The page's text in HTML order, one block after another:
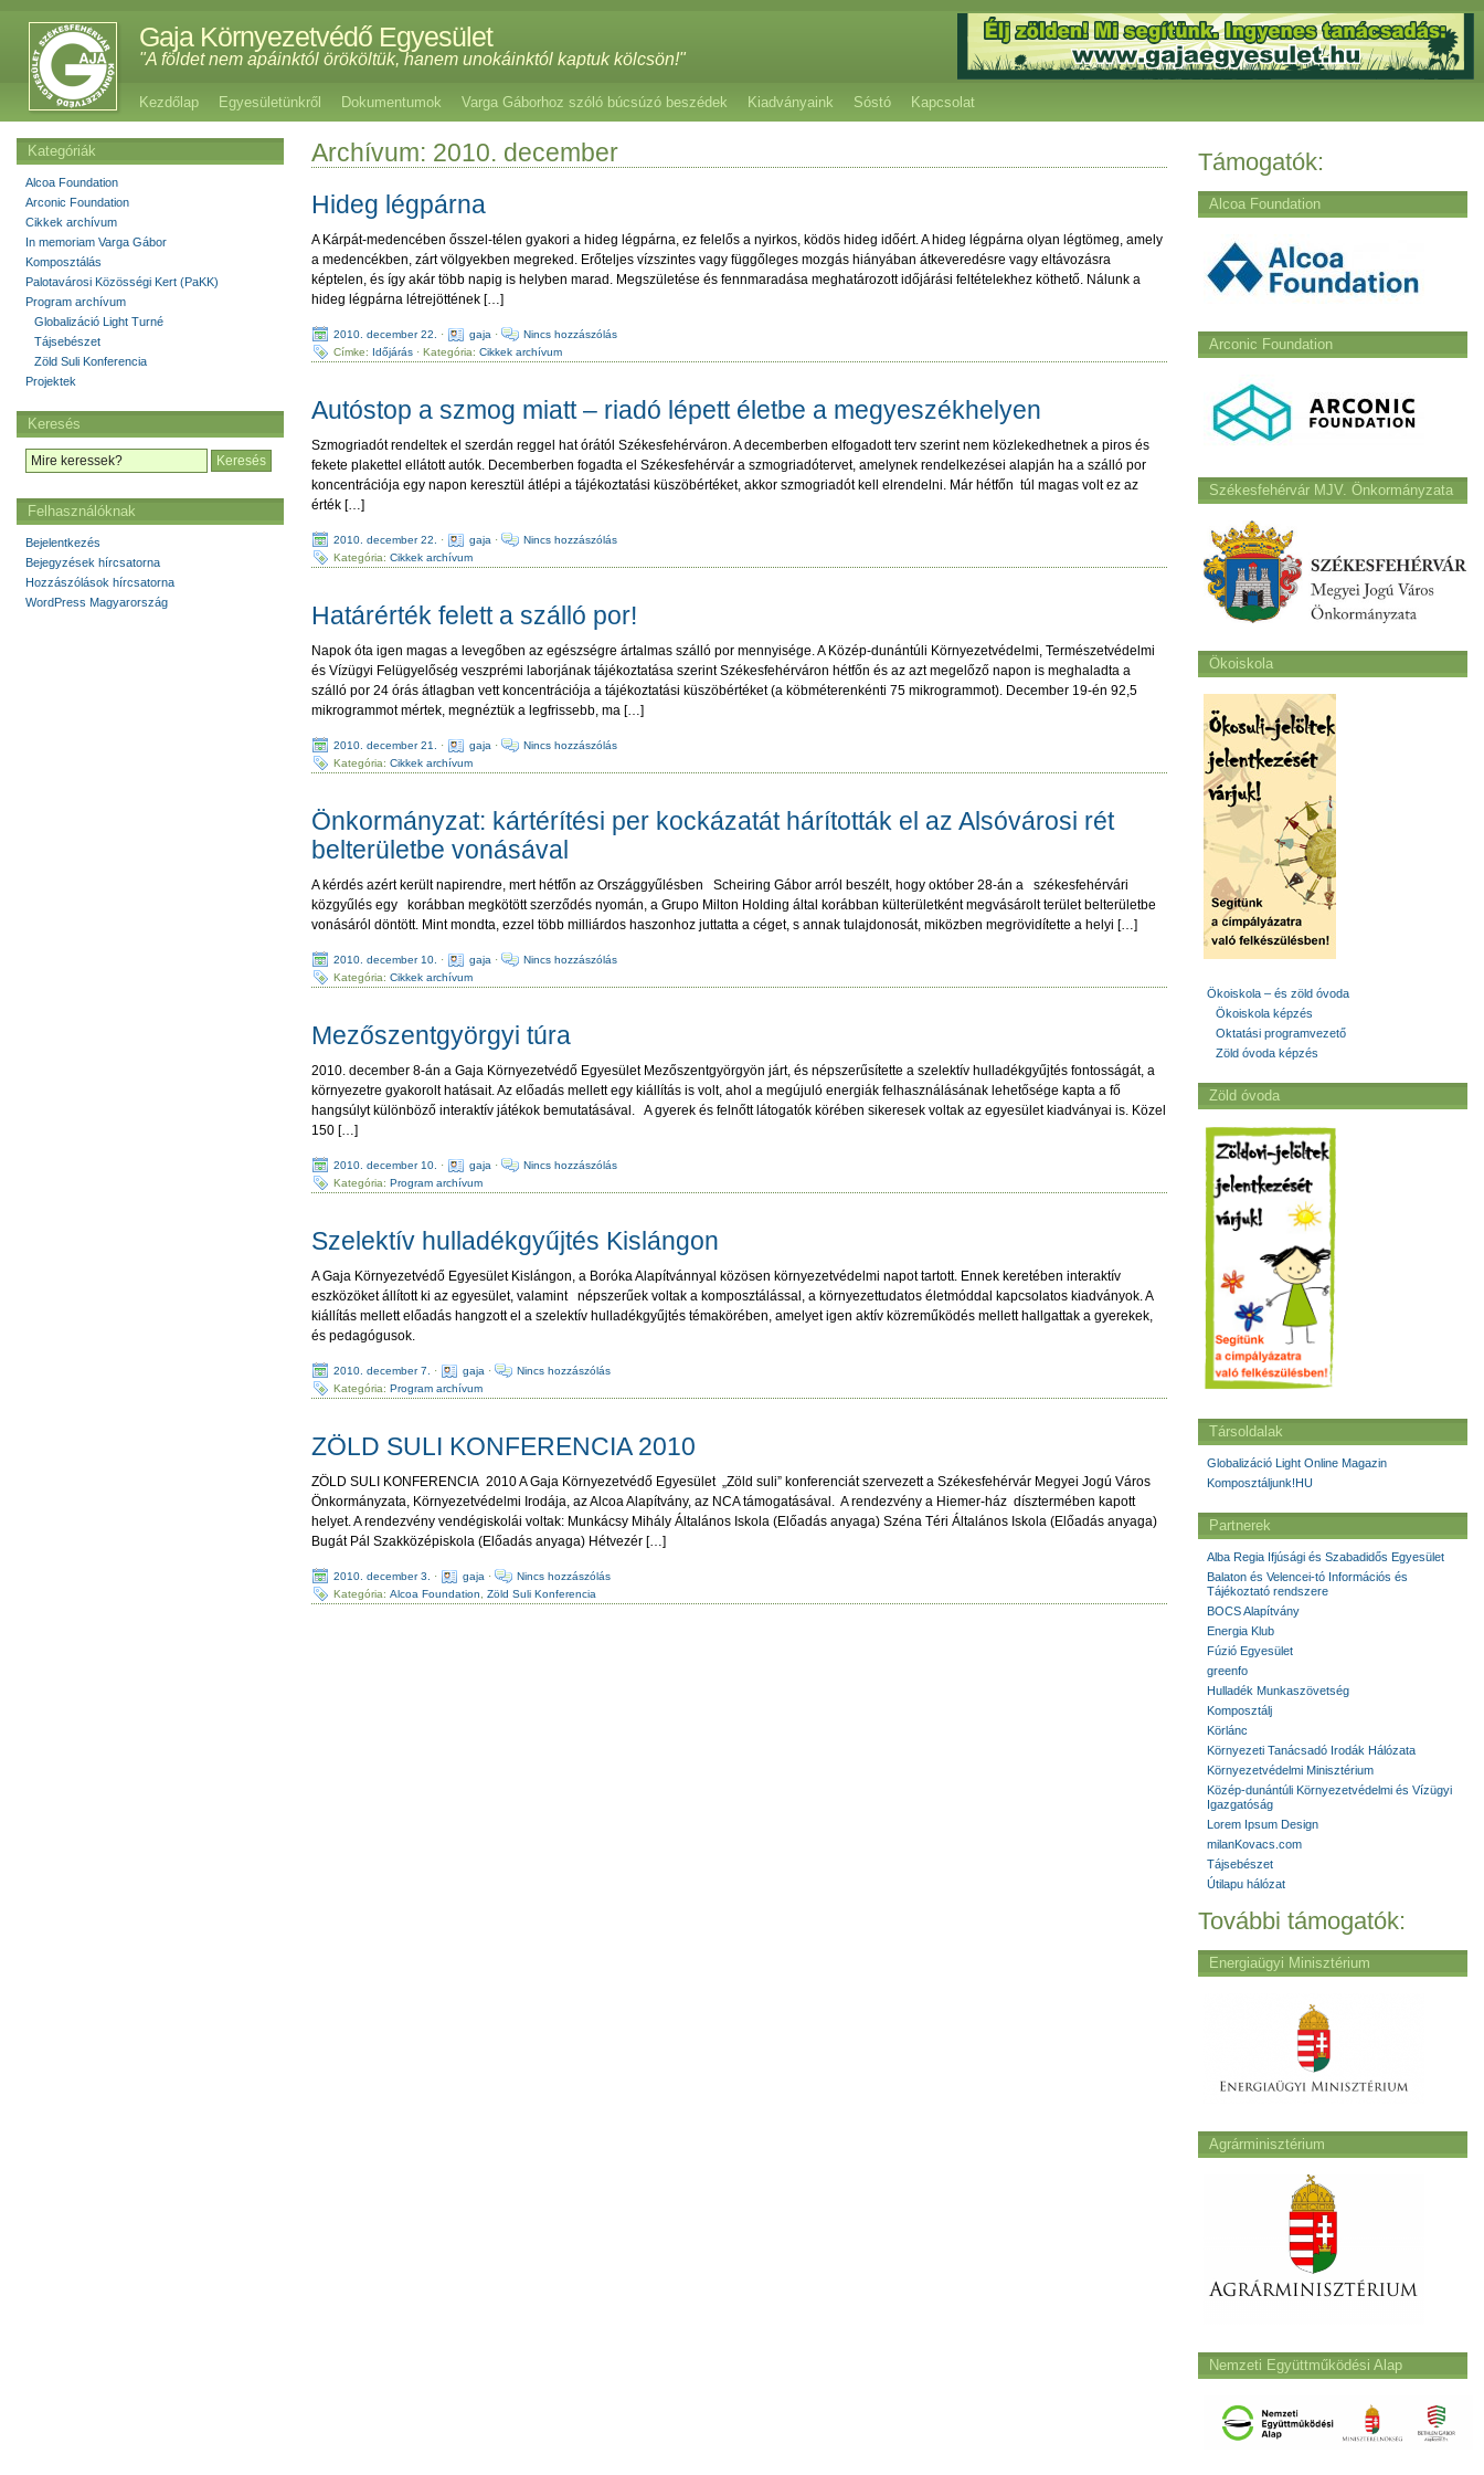
Gaja Környezetvédő Egyesület
"A földet nem apáinktól örököltük, hanem unokáinktól kaptuk kölcsön!"
Kezdőlap Egyesületünkről Dokumentumok Varga Gáborhoz szóló búcsúzó beszédek Kiadványaink Sóstó Kapcsolat
Archívum: 2010. december
Hideg légpárna
A Kárpát-medencében ősszel-télen gyakori a hideg légpárna, ez felelős a nyirkos, ködös hideg időért. A hideg légpárna olyan légtömeg, amely
a medencékben, zárt völgyekben megreked. Erőteljes vízszintes vagy függőleges mozgás hiányában átkeveredésre vagy eltávozásra
képtelen, és így akár több napig is helyben marad. Megszületése és fennmaradása meghatározott időjárási feltételekhez köthető. Nálunk a
hideg légpárna létrejöttének […]
2010. december 22. · gaja ·
Nincs hozzászólás
Címke: Időjárás · Kategória:Cikkek archívum
Autóstop a szmog miatt – riadó lépett életbe a megyeszékhelyen
Szmogriadót rendeltek el szerdán reggel hat órától Székesfehérváron. A decemberben elfogadott terv szerint nem közlekedhetnek a piros és
fekete plakettel ellátott autók. Decemberben fogadta el Székesfehérvár a szmogriadótervet, amelynek rendelkezései alapján ha a szálló por
koncentrációja egy napon keresztül átlépi a tájékoztatási küszöbértéket, akkor szmogriadót kell elrendelni. Már hétfőn túl magas volt ez az
érték […]
2010. december 22. · gaja ·
Nincs hozzászólás
Kategória:Cikkek archívum
Határérték felett a szálló por!
Napok óta igen magas a levegőben az egészségre ártalmas szálló por mennyisége. A Közép-dunántúli Környezetvédelmi, Természetvédelmi
és Vízügyi Felügyelőség veszprémi laborjának tájékoztatása szerint Székesfehérváron hétfőn és az azt megelőző napon is meghaladta a
szálló por 24 órás átlagban vett koncentrációja a tájékoztatási küszöbértéket (a köbméterenkénti 75 mikrogrammot). December 19-én 92,5
mikrogrammot mértek, megnéztük a legfrissebb, ma […]
2010. december 21. · gaja ·
Nincs hozzászólás
Kategória:Cikkek archívum
Önkormányzat: kártérítési per kockázatát hárították el az Alsóvárosi rét
belterületbe vonásával
A kérdés azért került napirendre, mert hétfőn az Országgyűlésben Scheiring Gábor arról beszélt, hogy október 28-án a székesfehérvári
közgyűlés egy korábban megkötött szerződés nyomán, a Grupo Milton Holding által korábban külterületként megvásárolt terület belterületbe
vonásáról döntött. Mint mondta, ezzel több milliárdos haszonhoz juttatta a céget, s annak tulajdonosát, miközben megrövidítette a helyi […]
2010. december 10. · gaja ·
Nincs hozzászólás
Kategória:Cikkek archívum
Mezőszentgyörgyi túra
2010. december 8-án a Gaja Környezetvédő Egyesület Mezőszentgyörgyön járt, és népszerűsítette a szelektív hulladékgyűjtés fontosságát, a
környezetre gyakorolt hatásait. Az előadás mellett egy kiállítás is volt, ahol a megújuló energiák felhasználásának lehetősége kapta a fő
hangsúlyt különböző interaktív játékok bemutatásával. A gyerek és felnőtt látogatók körében sikeresek voltak az egyesület kiadványai is. Közel
150 […]
2010. december 10. · gaja ·
Nincs hozzászólás
Kategória:Program archívum
Szelektív hulladékgyűjtés Kislángon
A Gaja Környezetvédő Egyesület Kislángon, a Boróka Alapítvánnyal közösen környezetvédelmi napot tartott. Ennek keretében interaktív
eszközöket állított ki az egyesület, valamint népszerűek voltak a komposztálással, a környezettudatos életmóddal kapcsolatos kiadványok. A
kiállítás mellett előadás hangzott el a szelektív hulladékgyűjtés témakörében, amelyet igen aktív közreműködés mellett hallgattak a gyerekek,
és pedagógusok.
2010. december 7. · gaja ·
Nincs hozzászólás
Kategória:Program archívum
ZÖLD SULI KONFERENCIA 2010
ZÖLD SULI KONFERENCIA 2010 A Gaja Környezetvédő Egyesület „Zöld suli” konferenciát szervezett a Székesfehérvár Megyei Jogú Város
Önkormányzata, Környezetvédelmi Irodája, az Alcoa Alapítvány, az NCA támogatásával. A rendezvény a Hiemer-ház dísztermében kapott
helyet. A rendezvény vendégiskolái voltak: Munkácsy Mihály Általános Iskola (Előadás anyaga) Széna Téri Általános Iskola (Előadás anyaga)
Bugát Pál Szakközépiskola (Előadás anyaga) Hétvezér […]
2010. december 3. · gaja ·
Nincs hozzászólás
Kategória:Alcoa Foundation ,Zöld Suli Konferencia
Támogatók:
Alcoa Foundation
Arconic Foundation
Székesfehérvár MJV. Önkormányzata
Ökoiskola
Ökoiskola – és zöld óvoda
Ökoiskola képzés
Oktatási programvezető
Zöld óvoda képzés
Zöld óvoda
Társoldalak
Globalizáció Light Online Magazin
Komposztáljunk!HU
Partnerek
Alba Regia Ifjúsági és Szabadidős Egyesület
Balaton és Velencei-tó Információs és
Tájékoztató rendszere
BOCS Alapítvány
Energia Klub
Fúzió Egyesület
greenfo
Hulladék Munkaszövetség
Komposztálj
Körlánc
Környezeti Tanácsadó Irodák Hálózata
Környezetvédelmi Minisztérium
Közép-dunántúli Környezetvédelmi és Vízügyi
Igazgatóság
Lorem Ipsum Design
milanKovacs.com
Tájsebészet
Útilapu hálózat
További támogatók:
Energiaügyi Minisztérium
Agrárminisztérium
Nemzeti Együttműködési Alap
Kategóriák
Alcoa Foundation
Arconic Foundation
Cikkek archívum
In memoriam Varga Gábor
Komposztálás
Palotavárosi Közösségi Kert (PaKK)
Program archívum
Globalizáció Light Turné
Tájsebészet
Zöld Suli Konferencia
Projektek
Keresés
Felhasználóknak
Bejelentkezés
Bejegyzések hírcsatorna
Hozzászólások hírcsatorna
WordPress Magyarország